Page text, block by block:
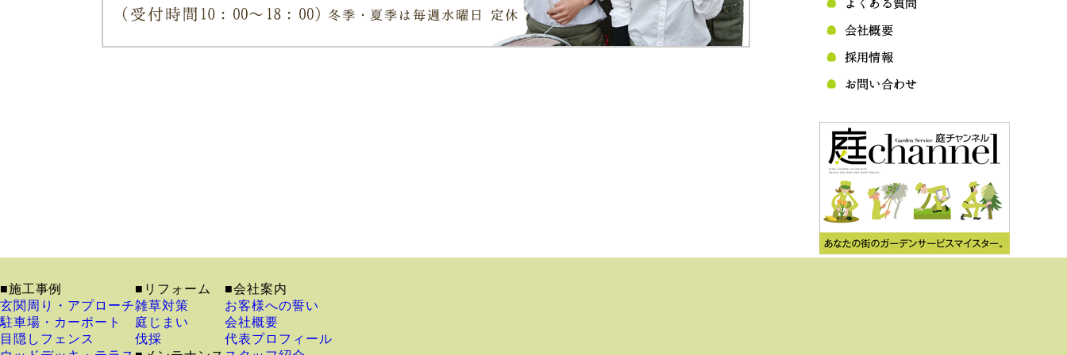
■施工事例
玄関周り・アプローチ
駐車場・カーポート
目隠しフェンス
■リフォーム
雑草対策
庭じまい
伐採
■会社案内
お客様への誓い
会社概要
代表プロフィール